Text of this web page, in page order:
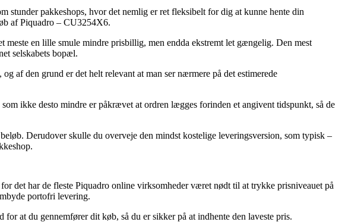
stunder pakkeshops, hvor det nemlig er ret fleksibelt for dig at kunne hente din
af Piquadro – CU3254X6.
en lille smule mindre prisbillig, men endda ekstremt let gængelig. Den mest
selskabets bopæl.
af den grund er det helt relevant at man ser nærmere på det estimerede
ikke desto mindre er påkrævet at ordren lægges forinden et angivent tidspunkt, så de
Derudover skulle du overveje den mindst kostelige leveringsversion, som typisk –
det har de fleste Piquadro online virksomheder været nødt til at trykke prisniveauet på
portofri levering.
at du gennemfører dit køb, så du er sikker på at indhente den laveste pris.